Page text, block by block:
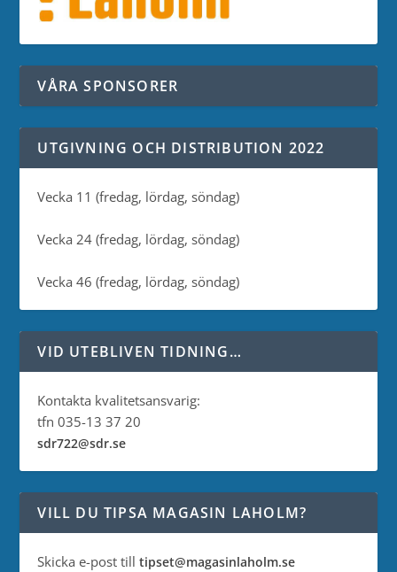
VÅRA SPONSORER
UTGIVNING OCH DISTRIBUTION 2022
Vecka 11 (fredag, lördag, söndag)
Vecka 24 (fredag, lördag, söndag)
Vecka 46 (fredag, lördag, söndag)
VID UTEBLIVEN TIDNING…
Kontakta kvalitetsansvarig:
tfn 035-13 37 20
sdr722@sdr.se
VILL DU TIPSA MAGASIN LAHOLM?
Skicka e-post tilltipset@magasinlaholm.se